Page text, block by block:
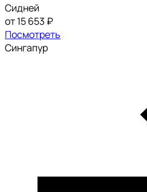
Сидней
от 15 653 ₽
Посмотреть
Сингапур